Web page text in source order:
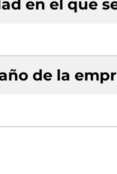
en el que
de la